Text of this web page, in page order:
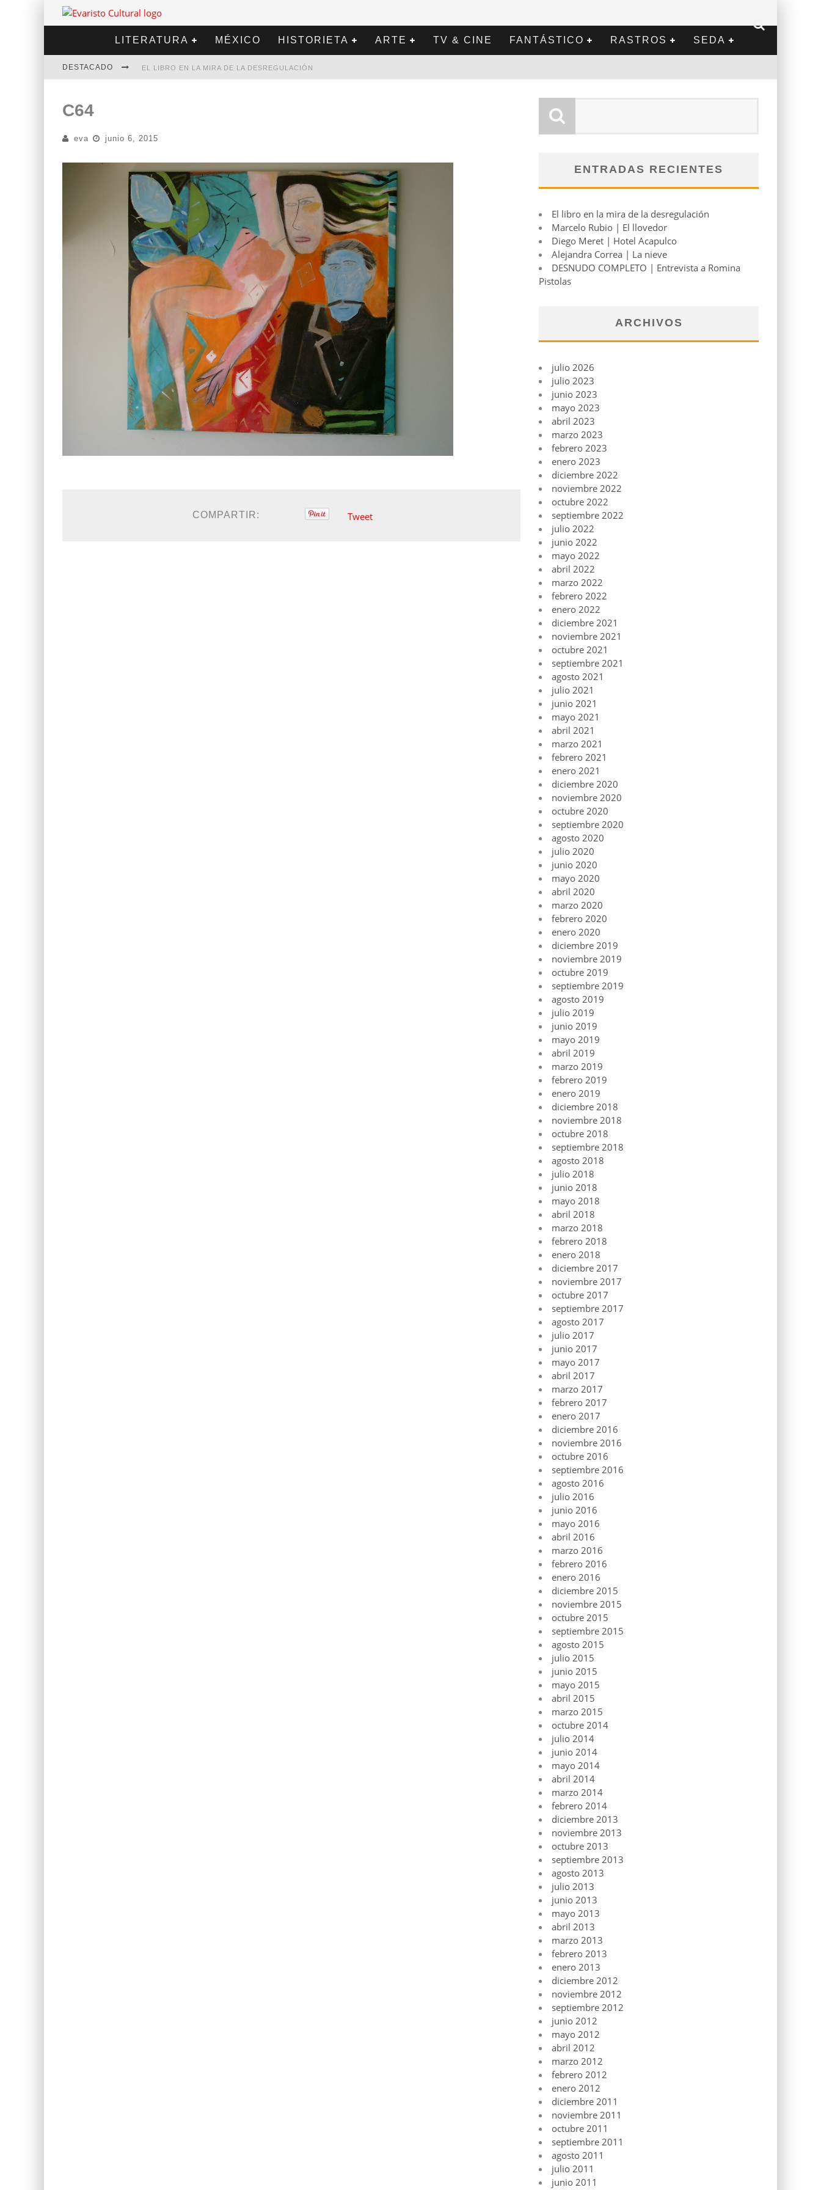
LITERATURA MÉXICO HISTORIETA ARTE TV & CINE FANTÁSTICO RASTROS SEDA
DESTACADO EL LIBRO EN LA MIRA DE LA DESREGULACIÓN
ALEJANDRA CORREA | LA NIEVE
C64
eva junio 6, 2015
COMPARTIR: Tweet
ENTRADAS RECIENTES
El libro en la mira de la desregulación
Marcelo Rubio | El llovedor
Diego Meret | Hotel Acapulco
Alejandra Correa | La nieve
DESNUDO COMPLETO | Entrevista a Romina
Pistolas
ARCHIVOS
julio 2026
julio 2023
junio 2023
mayo 2023
abril 2023
marzo 2023
febrero 2023
enero 2023
diciembre 2022
noviembre 2022
octubre 2022
septiembre 2022
julio 2022
junio 2022
mayo 2022
abril 2022
marzo 2022
febrero 2022
enero 2022
diciembre 2021
noviembre 2021
octubre 2021
septiembre 2021
agosto 2021
julio 2021
junio 2021
mayo 2021
abril 2021
marzo 2021
febrero 2021
enero 2021
diciembre 2020
noviembre 2020
octubre 2020
septiembre 2020
agosto 2020
julio 2020
junio 2020
mayo 2020
abril 2020
marzo 2020
febrero 2020
enero 2020
diciembre 2019
noviembre 2019
octubre 2019
septiembre 2019
agosto 2019
julio 2019
junio 2019
mayo 2019
abril 2019
marzo 2019
febrero 2019
enero 2019
diciembre 2018
noviembre 2018
octubre 2018
septiembre 2018
agosto 2018
julio 2018
junio 2018
mayo 2018
abril 2018
marzo 2018
febrero 2018
enero 2018
diciembre 2017
noviembre 2017
octubre 2017
septiembre 2017
agosto 2017
julio 2017
junio 2017
mayo 2017
abril 2017
marzo 2017
febrero 2017
enero 2017
diciembre 2016
noviembre 2016
octubre 2016
septiembre 2016
agosto 2016
julio 2016
junio 2016
mayo 2016
abril 2016
marzo 2016
febrero 2016
enero 2016
diciembre 2015
noviembre 2015
octubre 2015
septiembre 2015
agosto 2015
julio 2015
junio 2015
mayo 2015
abril 2015
marzo 2015
octubre 2014
julio 2014
junio 2014
mayo 2014
abril 2014
marzo 2014
febrero 2014
diciembre 2013
noviembre 2013
octubre 2013
septiembre 2013
agosto 2013
julio 2013
junio 2013
mayo 2013
abril 2013
marzo 2013
febrero 2013
enero 2013
diciembre 2012
noviembre 2012
septiembre 2012
junio 2012
mayo 2012
abril 2012
marzo 2012
febrero 2012
enero 2012
diciembre 2011
noviembre 2011
octubre 2011
septiembre 2011
agosto 2011
julio 2011
junio 2011